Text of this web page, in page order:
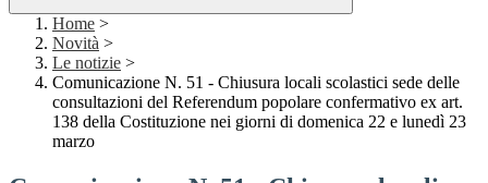
Home >
Novità >
Le notizie >
Comunicazione N. 51 - Chiusura locali scolastici sede delle
consultazioni del Referendum popolare confermativo ex art.
138 della Costituzione nei giorni di domenica 22 e lunedì 23
marzo